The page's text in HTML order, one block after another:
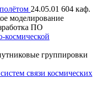
24.05.01 604 каф.
моделирование
ПО
космической
группировки
связи космических